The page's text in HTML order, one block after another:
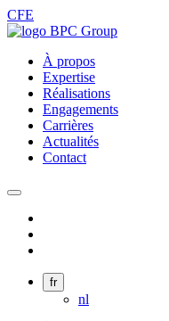
CFE
À propos
Expertise
Réalisations
Engagements
Carrières
Actualités
Contact
fr
nl